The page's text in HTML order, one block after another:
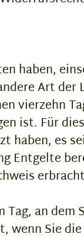
haben,
Art der
vierzehn
ist. Für
haben, es
Entgelte
an dem
wenn Sie